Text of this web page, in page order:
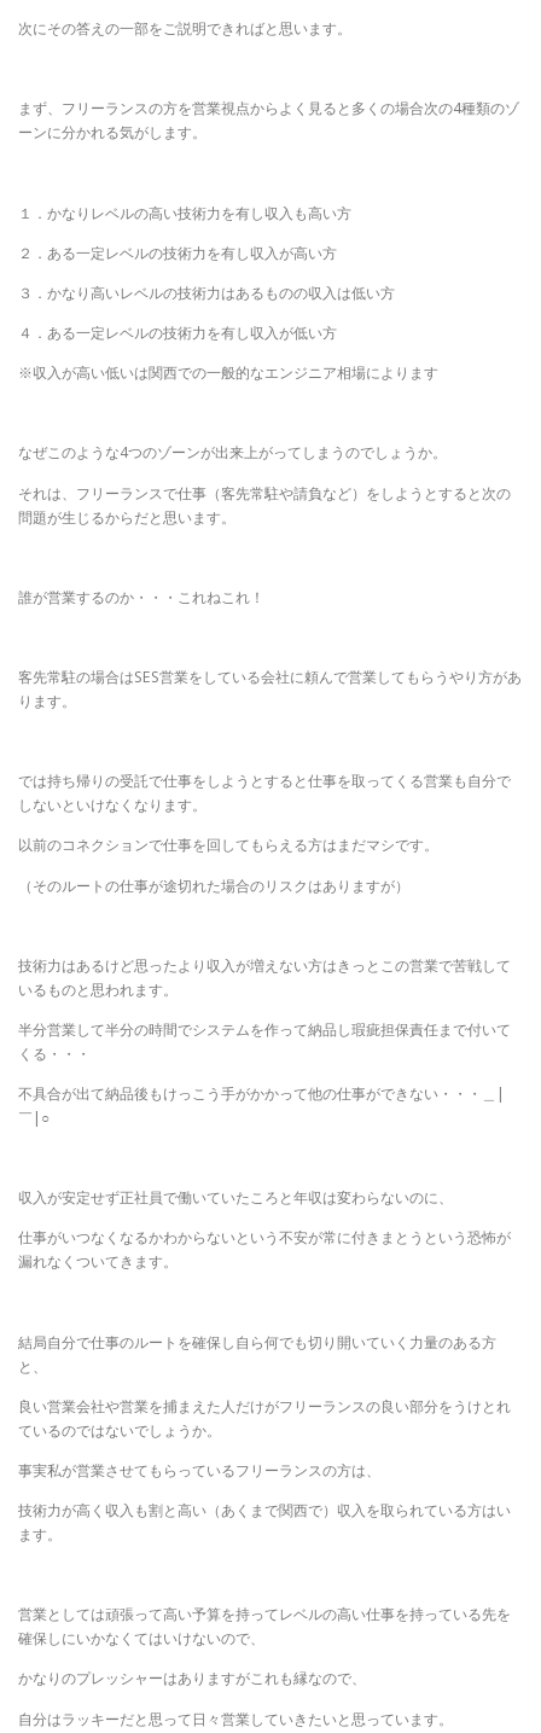
次にその答えの一部をご説明できればと思います。
まず、フリーランスの方を営業視点からよく見ると多くの場合次の4種類のゾ
ーンに分かれる気がします。
１．かなりレベルの高い技術力を有し収入も高い方
２．ある一定レベルの技術力を有し収入が高い方
３．かなり高いレベルの技術力はあるものの収入は低い方
４．ある一定レベルの技術力を有し収入が低い方
※収入が高い低いは関西での一般的なエンジニア相場によります
なぜこのような4つのゾーンが出来上がってしまうのでしょうか。
それは、フリーランスで仕事（客先常駐や請負など）をしようとすると次の
問題が生じるからだと思います。
誰が営業するのか・・・これねこれ！
客先常駐の場合はSES営業をしている会社に頼んで営業してもらうやり方があ
ります。
では持ち帰りの受託で仕事をしようとすると仕事を取ってくる営業も自分で
しないといけなくなります。
以前のコネクションで仕事を回してもらえる方はまだマシです。
（そのルートの仕事が途切れた場合のリスクはありますが）
技術力はあるけど思ったより収入が増えない方はきっとこの営業で苦戦して
いるものと思われます。
半分営業して半分の時間でシステムを作って納品し瑕疵担保責任まで付いて
くる・・・
不具合が出て納品後もけっこう手がかかって他の仕事ができない・・・＿|
￣|○
収入が安定せず正社員で働いていたころと年収は変わらないのに、
仕事がいつなくなるかわからないという不安が常に付きまとうという恐怖が
漏れなくついてきます。
結局自分で仕事のルートを確保し自ら何でも切り開いていく力量のある方
と、
良い営業会社や営業を捕まえた人だけがフリーランスの良い部分をうけとれ
ているのではないでしょうか。
事実私が営業させてもらっているフリーランスの方は、
技術力が高く収入も割と高い（あくまで関西で）収入を取られている方はい
ます。
営業としては頑張って高い予算を持ってレベルの高い仕事を持っている先を
確保しにいかなくてはいけないので、
かなりのプレッシャーはありますがこれも縁なので、
自分はラッキーだと思って日々営業していきたいと思っています。